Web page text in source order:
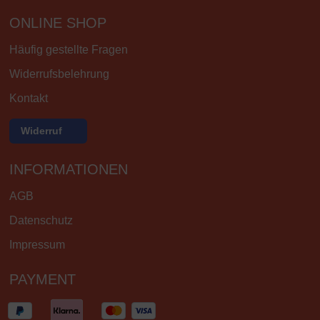
ONLINE SHOP
Häufig gestellte Fragen
Widerrufsbelehrung
Kontakt
Widerruf
INFORMATIONEN
AGB
Datenschutz
Impressum
PAYMENT